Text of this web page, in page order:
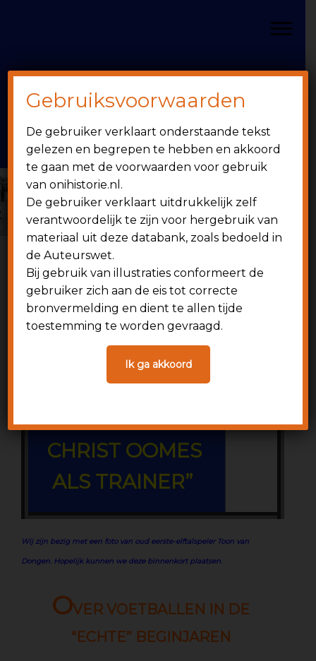
inhoud
sidebar
Rechts
onihistorie.nl
1949 - heden
OUD EERSTE-ELFTALSPELER TOON
VAN DONGEN
“DE POOL
WILYSZEK KWAM
CHRIST OOMES
ALS TRAINER”
Wij zijn bezig met een foto van oud eerste-elftalspeler Toon van
Dongen. Hopelijk kunnen we deze binnenkort plaatsen.
OVER VOETBALLEN IN DE
“ECHTE” BEGINJAREN
Gebruiksvoorwaarden
De gebruiker verklaart onderstaande tekst
gelezen en begrepen te hebben en akkoord
te gaan met de voorwaarden voor gebruik
van onihistorie.nl.
De gebruiker verklaart uitdrukkelijk zelf
verantwoordelijk te zijn voor hergebruik van
materiaal uit deze databank, zoals bedoeld in
de Auteurswet.
Bij gebruik van illustraties conformeert de
gebruiker zich aan de eis tot correcte
bronvermelding en dient te allen tijde
toestemming te worden gevraagd.
Ik ga akkoord